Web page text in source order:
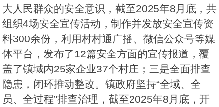
大人民群众的安全意识，截至2025年8月底，共
组织4场安全宣传活动，制作并发放安全宣传资
料300余份，利用村村通广播、微信公众号等媒
体平台，发布了12篇安全方面的宣传报道，覆
盖了镇域内25家企业37个村庄；三是全面排查
隐患，闭环推动整改。镇政府坚持“全域、全
员、全过程”排查治理，截至2025年8月底，开